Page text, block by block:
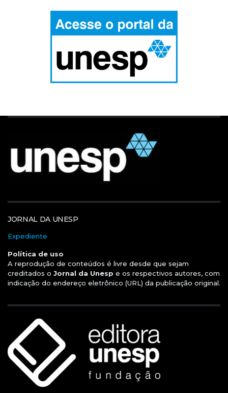
JORNAL DA UNESP
Expediente
Política de uso
A reprodução de conteúdos é livre desde que sejam
creditados o Jornal da Unesp e os respectivos autores, com
indicação do endereço eletrônico (URL) da publicação original.